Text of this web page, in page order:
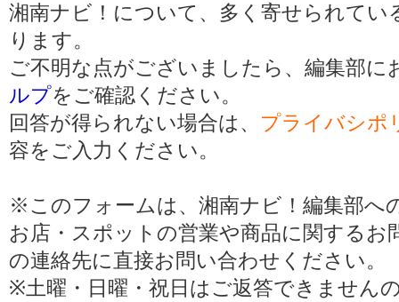
湘南ナビ！について、多く寄せられてい
ります。
ご不明な点がございましたら、編集部
ルプをご確認ください。
回答が得られない場合は、 プライバシポ
容をご入力ください。
※このフォームは、湘南ナビ！編集部へ
お店・スポットの営業や商品に関する
の連絡先に直接お問い合わせください。
※土曜・日曜・祝日はご返答できません